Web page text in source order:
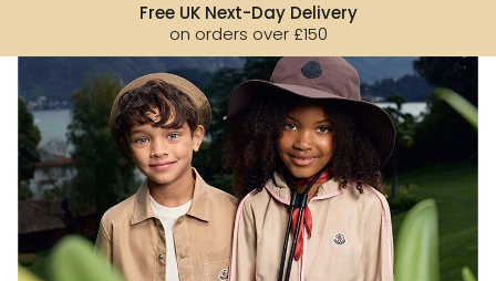
Free UK Next-Day Delivery
on orders over £150